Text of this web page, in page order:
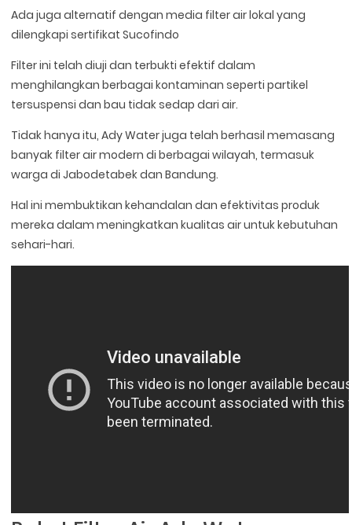
Ada juga alternatif dengan media filter air lokal yang
dilengkapi sertifikat Sucofindo
Filter ini telah diuji dan terbukti efektif dalam
menghilangkan berbagai kontaminan seperti partikel
tersuspensi dan bau tidak sedap dari air.
Tidak hanya itu, Ady Water juga telah berhasil memasang
banyak filter air modern di berbagai wilayah, termasuk
warga di Jabodetabek dan Bandung.
Hal ini membuktikan kehandalan dan efektivitas produk
mereka dalam meningkatkan kualitas air untuk kebutuhan
sehari-hari.